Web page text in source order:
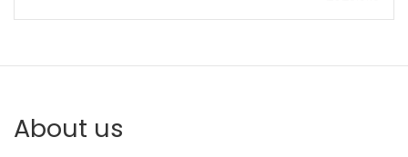
ナ
ビ
ー
About us